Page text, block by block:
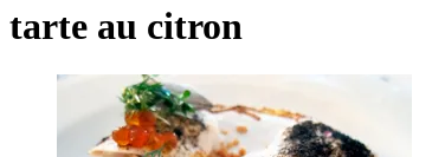
tarte au citron